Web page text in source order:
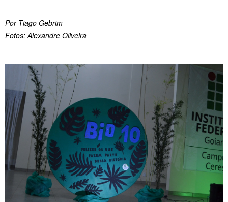
Por Tiago Gebrim
Fotos: Alexandre Oliveira